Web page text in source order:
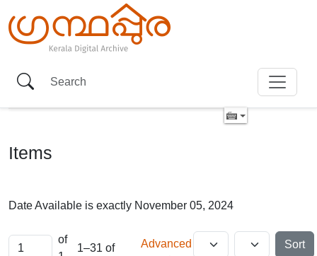
Items
Date Available is exactly November 05, 2024
of
1–31 of
Advanced
Sort